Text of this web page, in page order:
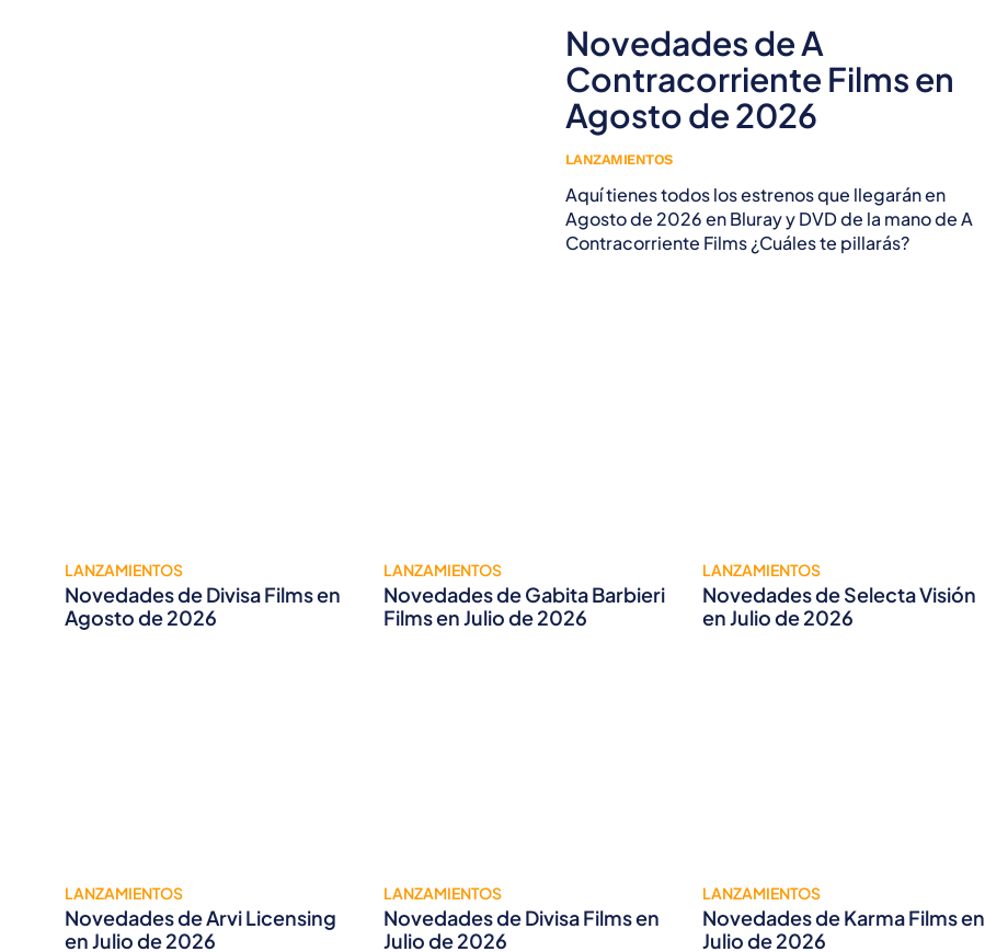
Novedades de A
Contracorriente Films en
Agosto de 2026
LANZAMIENTOS
Aquí tienes todos los estrenos que llegarán en
Agosto de 2026 en Bluray y DVD de la mano de A
Contracorriente Films ¿Cuáles te pillarás?
LANZAMIENTOS
Novedades de Divisa Films en
Agosto de 2026
LANZAMIENTOS
Novedades de Gabita Barbieri
Films en Julio de 2026
LANZAMIENTOS
Novedades de Selecta Visión
en Julio de 2026
LANZAMIENTOS
Novedades de Arvi Licensing
en Julio de 2026
LANZAMIENTOS
Novedades de Divisa Films en
Julio de 2026
LANZAMIENTOS
Novedades de Karma Films en
Julio de 2026